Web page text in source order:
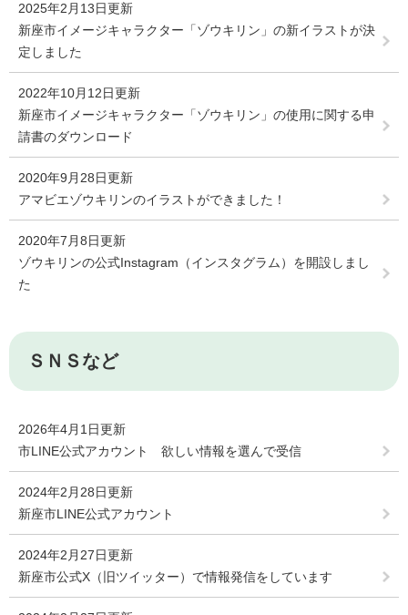
2025年2月13日更新
新座市イメージキャラクター「ゾウキリン」の新イラストが決
定しました
2022年10月12日更新
新座市イメージキャラクター「ゾウキリン」の使用に関する申
請書のダウンロード
2020年9月28日更新
アマビエゾウキリンのイラストができました！
2020年7月8日更新
ゾウキリンの公式Instagram（インスタグラム）を開設しまし
た
ＳＮＳなど
2026年4月1日更新
市LINE公式アカウント 欲しい情報を選んで受信
2024年2月28日更新
新座市LINE公式アカウント
2024年2月27日更新
新座市公式X（旧ツイッター）で情報発信をしています